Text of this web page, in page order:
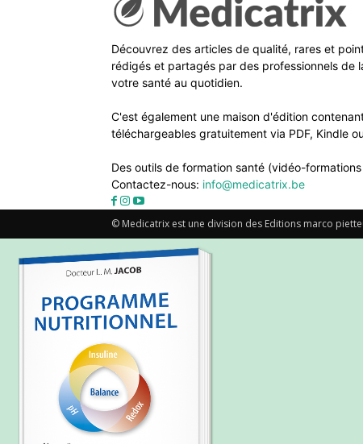
Découvrez des articles de qualité, rares et
rédigés et partagés par des professionnels
votre santé au quotidien.
C'est également une maison d'édition
téléchargeables gratuitement via PDF, Kindle
Des outils de formation santé (vidéo-
Contactez-nous: info@medicatrix.be
© Medicatrix est une division des Editions marco